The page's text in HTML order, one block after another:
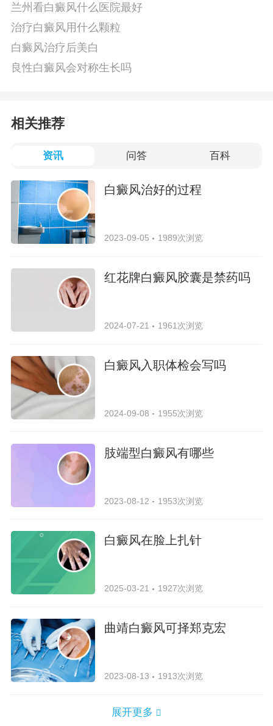
兰州看白癜风什么医院最好
治疗白癜风用什么颗粒
白癜风治疗后美白
良性白癜风会对称生长吗
相关推荐
资讯 问答 百科
白癜风治好的过程
2023-09-05 1989次浏览
红花牌白癜风胶囊是禁药吗
2024-07-21 1961次浏览
白癜风入职体检会写吗
2024-09-08 1955次浏览
肢端型白癜风有哪些
2023-08-12 1953次浏览
白癜风在脸上扎针
2025-03-21 1927次浏览
曲靖白癜风可择郑克宏
2023-08-13 1913次浏览
展开更多